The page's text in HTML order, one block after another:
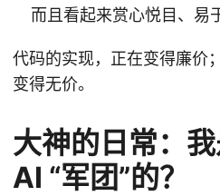
而且看起来赏心悦目、易
代码的实现，正在变得廉价
变得无价。
大神的日常：
AI “军团”的？